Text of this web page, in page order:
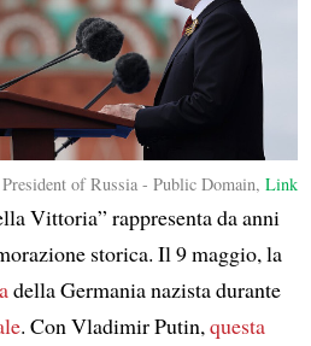
of Russia - Public Domain,Link
Vittoria” rappresenta da anni
storica. Il 9 maggio, la
della Germania nazista durante
. Con Vladimir Putin,questa